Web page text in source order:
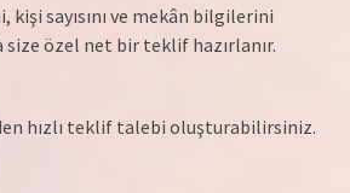
sayısını ve mekân bilgilerini
özel net bir teklif hazırlanır.
hızlı teklif talebi oluşturabilirsiniz.